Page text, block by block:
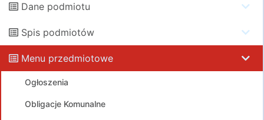
Dane podmiotu
Spis podmiotów
Menu przedmiotowe
Ogłoszenia
Obligacje Komunalne